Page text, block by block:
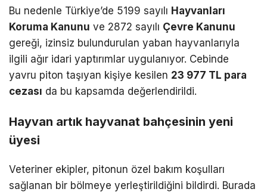
Bu nedenle Türkiye’de 5199 sayılı Hayvanları
Koruma Kanunu ve 2872 sayılı Çevre Kanunu
gereği, izinsiz bulundurulan yaban hayvanlarıyla
ilgili ağır idari yaptırımlar uygulanıyor. Cebinde
yavru piton taşıyan kişiye kesilen 23 977 TL para
cezası da bu kapsamda değerlendirildi.
Hayvan artık hayvanat bahçesinin yeni
üyesi
Veteriner ekipler, pitonun özel bakım koşulları
sağlanan bir bölmeye yerleştirildiğini bildirdi. Burada